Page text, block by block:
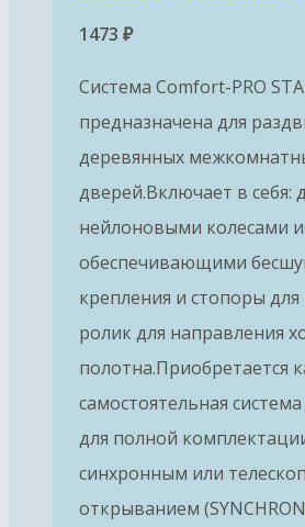
1473 ₽
Система Comfort-PRO
предназначена для
деревянных
дверей.Включает в себя:
нейлоновыми колесами
обеспечивающими
крепления и стопоры
ролик для направления
полотна.Приобретается
самостоятельная
для полной
синхронным или
открыванием